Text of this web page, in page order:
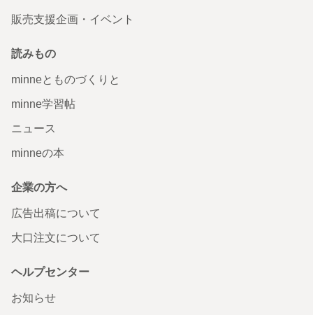
販売支援企画・イベント
読みもの
minneとものづくりと
minne学習帖
ニュース
minneの本
企業の方へ
広告出稿について
大口注文について
ヘルプセンター
お知らせ